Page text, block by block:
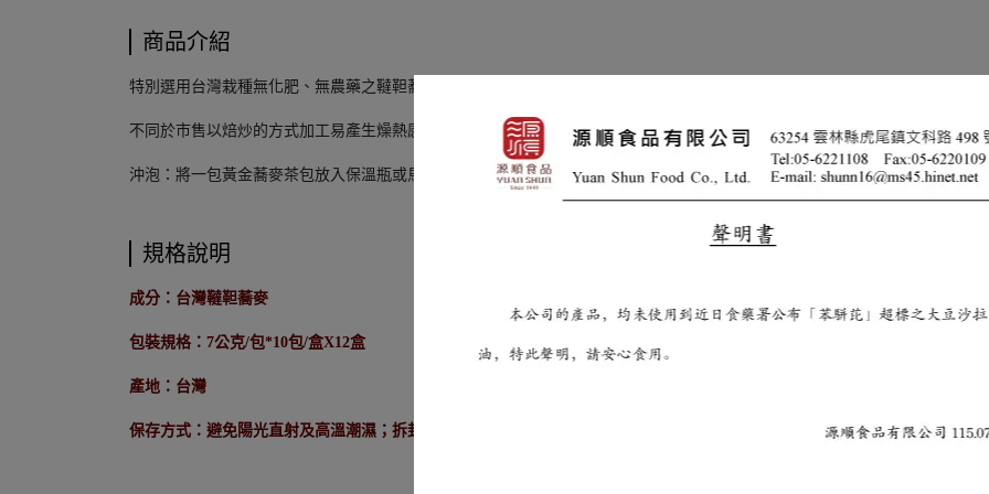
商品介紹
特別選用台灣栽種無化肥、無農藥之韃靼蕎麥、加工過程堅持不添加人工香料及色素，健康養生，風味絕佳！
不同於市售以焙炒的方式加工易產生燥熱感；以蒸煮的方式熟化，不僅可減少燥熱感，更保留蕎麥的天然原味及營養；泡茶飲
沖泡：將一包黃金蕎麥茶包放入保溫瓶或馬克杯中，注入200~250CC的熱水，浸泡3-5分鐘即可飲用。可回沖！
規格說明
成分：台灣韃靼蕎麥
包裝規格：7公克/包*10包/盒X12盒
產地：台灣
保存方式：避免陽光直射及高溫潮濕；拆封後請將袋口綁緊，放置陰涼乾燥處保存